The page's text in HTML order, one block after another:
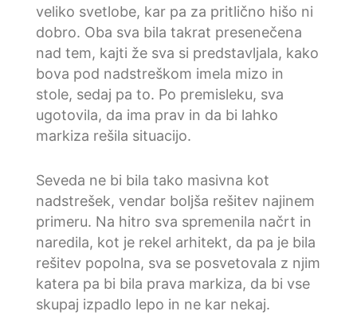
veliko svetlobe, kar pa za pritlično hišo ni
dobro. Oba sva bila takrat presenečena
nad tem, kajti že sva si predstavljala, kako
bova pod nadstreškom imela mizo in
stole, sedaj pa to. Po premisleku, sva
ugotovila, da ima prav in da bi lahko
markiza rešila situacijo.
Seveda ne bi bila tako masivna kot
nadstrešek, vendar boljša rešitev najinem
primeru. Na hitro sva spremenila načrt in
naredila, kot je rekel arhitekt, da pa je bila
rešitev popolna, sva se posvetovala z njim
katera pa bi bila prava markiza, da bi vse
skupaj izpadlo lepo in ne kar nekaj.